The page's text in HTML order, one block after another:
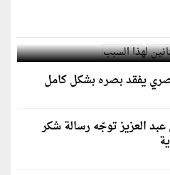
لهذا السبب
يفقد بصره بشكل كامل
العزيز توجّه رسالة شكر